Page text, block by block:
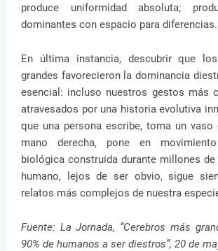
produce uniformidad absoluta;
dominantes con espacio para diferencias.
En última instancia, descubrir que
grandes favorecieron la dominancia
esencial: incluso nuestros gestos más
atravesados por una historia evolutiva
que una persona escribe, toma un
mano derecha, pone en
biológica construida durante millones
humano, lejos de ser obvio, sigue
relatos más complejos de nuestra
Fuente: La Jornada, “Cerebros más
90% de humanos a ser diestros”, 20 de